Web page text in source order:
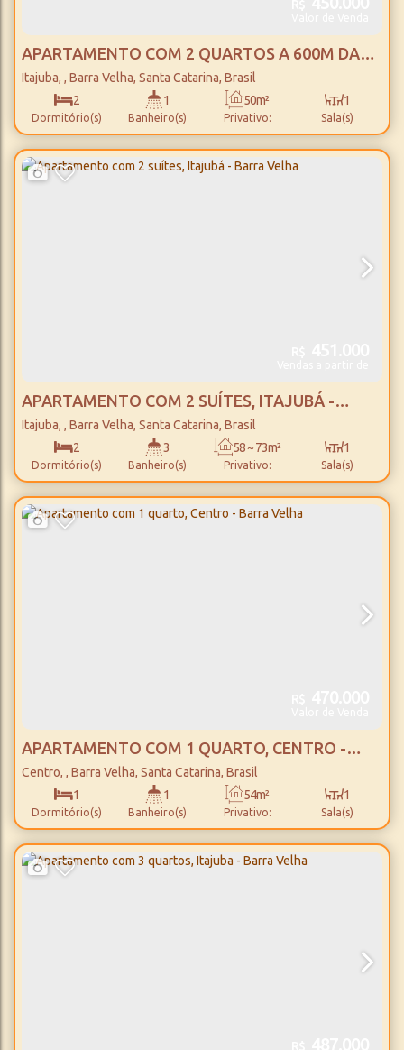
APARTAMENTO COM 2 QUARTOS A 600M DA
PRAIA, ITAJUBÁ - BARRA VELHA
Itajuba , Barra Velha, Santa Catarina, Brasil
2
Dormitório(s)
1
Banheiro(s) Privativo:
50m² 1
Sala(s)
Total:
63m² 1
Vaga(s)
600m
Distância do Mar
APARTAMENTO COM 2 SUÍTES, ITAJUBÁ -
BARRA VELHA
Itajuba , Barra Velha, Santa Catarina, Brasil
2
Dormitório(s)
3
Banheiro(s) Privativo:
58 ~ 73m² 1
Sala(s)
2
Suíte(s) Total:
58 ~ 73m² 1
Vaga(s)
1400m
Distância do Mar
APARTAMENTO COM 1 QUARTO, CENTRO -
BARRA VELHA
Centro , Barra Velha, Santa Catarina, Brasil
1
Dormitório(s)
1
Banheiro(s) Privativo:
54m² 1
Sala(s)
Total:
69m² 20m
Distância do Mar